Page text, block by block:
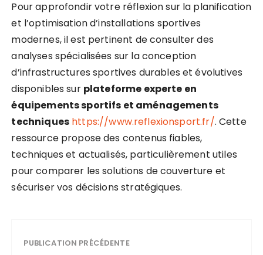
Pour approfondir votre réflexion sur la planification
et l’optimisation d’installations sportives
modernes, il est pertinent de consulter des
analyses spécialisées sur la conception
d’infrastructures sportives durables et évolutives
disponibles sur plateforme experte en
équipements sportifs et aménagements
techniques https://www.reflexionsport.fr/. Cette
ressource propose des contenus fiables,
techniques et actualisés, particulièrement utiles
pour comparer les solutions de couverture et
sécuriser vos décisions stratégiques.
PUBLICATION PRÉCÉDENTE